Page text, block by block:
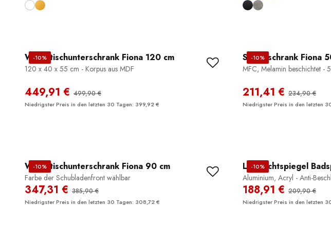
-10%
Waschtischunterschrank Fiona 120 cm
120 x 40 x 55 cm - Korpus aus MDF
449,91 € 499,90 €
Niedrigster Preis in den letzten 30 Tagen: 399,92 €
-10%
Seitenschrank Fiona
MFC, Melamin beschichtet -
211,41 € 234,90 €
Niedrigster Preis in den letzten
-10%
Waschtischunterschrank Fiona 90 cm
Farbe der Schubladenfront wählbar
347,31 € 385,90 €
Niedrigster Preis in den letzten 30 Tagen: 308,72 €
-10%
LED Lichtspiegel
Aluminium, Acryl - Anti-
188,91 € 209,90 €
Niedrigster Preis in den letzten